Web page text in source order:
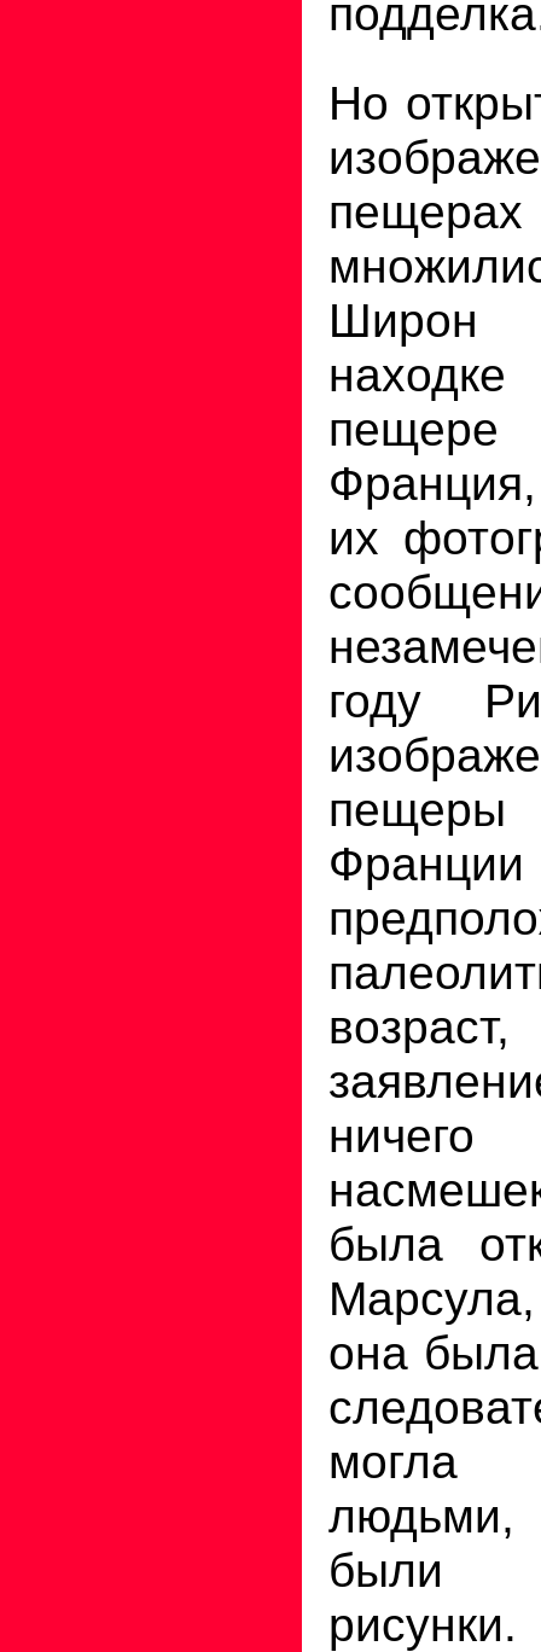
Но
Широн
их
году
была
она
могла
были
рисунки.